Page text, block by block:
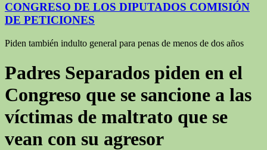
CONGRESO DE LOS DIPUTADOS COMISIÓN
DE PETICIONES
Piden también indulto general para penas de menos de dos años
Padres Separados piden en el
Congreso que se sancione a las
víctimas de maltrato que se
vean con su agresor